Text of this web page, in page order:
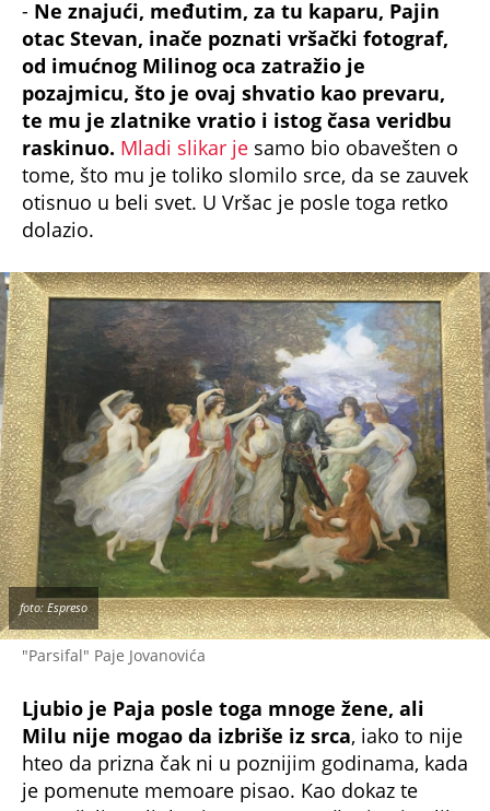
otac Stevan, inače poznati vršački fotograf,
od imućnog Milinog oca zatražio je
pozajmicu, što je ovaj shvatio kao prevaru,
te mu je zlatnike vratio i istog časa veridbu
raskinuo. Mladi slikar jesamo bio obavešten o
tome, što mu je toliko slomilo srce, da se zauvek
otisnuo u beli svet. U Vršac je posle toga retko
dolazio.
"Parsifal" Paje Jovanovića
foto: Espreso
Milu nije mogao da izbriše iz srca, iako to nije
hteo da prizna čak ni u poznijim godinama, kada
je pomenute memoare pisao. Kao dokaz te
neprežaljene ljubavi smatra se to što je njen lik